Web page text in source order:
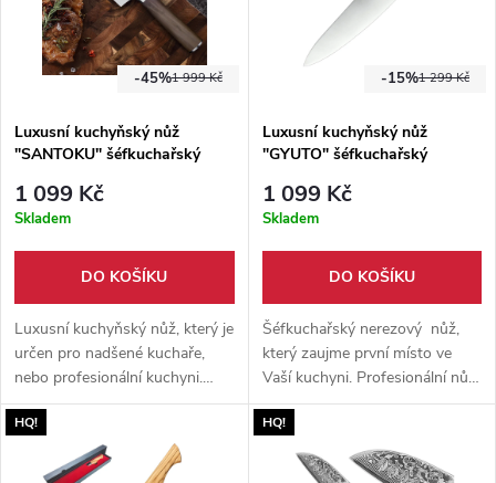
1 999 Kč
-45%
Luxusní kuchyňský nůž
"SANTOKU" šéfkuchařský
1 099 Kč
Skladem
DO KOŠÍKU
Luxusní kuchyňský nůž, který je
určen pro nadšené kuchaře,
nebo profesionální kuchyni.
Jedná se o nůž typu santoku,
který je vyroben z oceli
7CR17Mov o tvrdosti 60 HRC.
Perfektní volba pro kuchaře,
1 299 Kč
-15%
Luxusní kuchyňský nůž
"GYUTO" šéfkuchařský
1 099 Kč
Skladem
DO KOŠÍKU
Šéfkuchařský nerezový nůž,
který zaujme první místo ve
Vaší kuchyni. Profesionální nůž
na krájení, sekání, řezání,
plátkování a porcování. Vysoce
kvalitní německá ocel 1.4116 o
tvrdosti 59 HRC! Rukojeť z
HQ! HQ!